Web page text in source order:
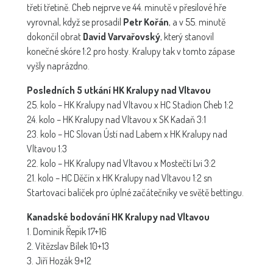
třetí třetině. Cheb nejprve ve 44. minutě v přesilové hře
vyrovnal, když se prosadil Petr Kořán, a v 55. minutě
dokončil obrat David Varvařovský, který stanovil
konečné skóre 1:2 pro hosty. Kralupy tak v tomto zápase
vyšly naprázdno.
Posledních 5 utkání HK Kralupy nad Vltavou
25. kolo – HK Kralupy nad Vltavou x HC Stadion Cheb 1:2
24. kolo – HK Kralupy nad Vltavou x SK Kadaň 3:1
23. kolo – HC Slovan Ústí nad Labem x HK Kralupy nad
Vltavou 1:3
22. kolo – HK Kralupy nad Vltavou x Mostečtí Lvi 3:2
21. kolo – HC Děčín x HK Kralupy nad Vltavou 1:2 sn
Startovací balíček pro úplné začátečníky ve světě bettingu.
Kanadské bodování HK Kralupy nad Vltavou
1. Dominik Řepík 17+16
2. Vítězslav Bílek 10+13
3. Jiří Hozák 9+12